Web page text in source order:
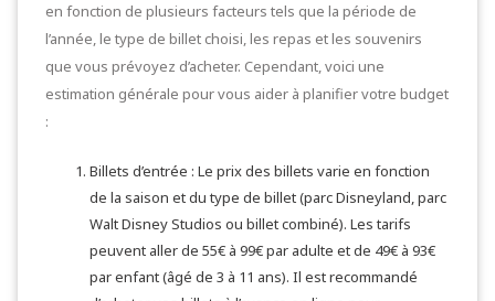
en fonction de plusieurs facteurs tels que la période de
l’année, le type de billet choisi, les repas et les souvenirs
que vous prévoyez d’acheter. Cependant, voici une
estimation générale pour vous aider à planifier votre budget
:
Billets d’entrée : Le prix des billets varie en fonction
de la saison et du type de billet (parc Disneyland, parc
Walt Disney Studios ou billet combiné). Les tarifs
peuvent aller de 55€ à 99€ par adulte et de 49€ à 93€
par enfant (âgé de 3 à 11 ans). Il est recommandé